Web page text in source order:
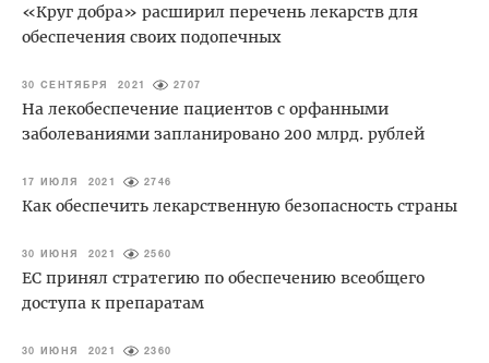
«Круг добра» расширил перечень лекарств для
обеспечения своих подопечных
30 СЕНТЯБРЯ 2021 2707
На лекобеспечение пациентов с орфанными
заболеваниями запланировано 200 млрд. рублей
17 ИЮЛЯ 2021 2746
Как обеспечить лекарственную безопасность страны
30 ИЮНЯ 2021 2560
ЕС принял стратегию по обеспечению всеобщего
доступа к препаратам
30 ИЮНЯ 2021 2360